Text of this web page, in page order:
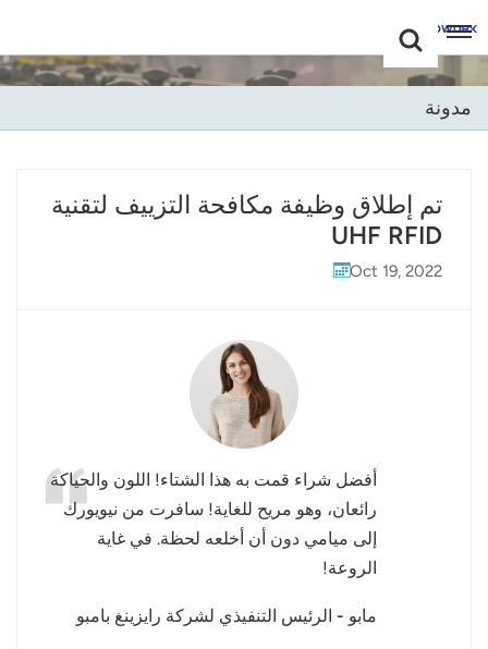
+86 -18681515767
English
Deutsch
Русский
Español
Português
Nederland
عربي
日语
한국어
مدونة
تم إطلاق وظيفة مكافحة التزييف لتقنية
UHF RFID
Oct 19, 2022
أفضل شراء قمت به هذا الشتاء! اللون والحياكة
رائعان، وهو مريح للغاية! سافرت من نيويورك
إلى ميامي دون أن أخلعه لحظة. في غاية
الروعة!
مابو - الرئيس التنفيذي لشركة رايزينغ بامبو